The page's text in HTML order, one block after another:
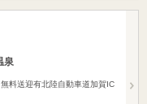
泉
料送迎有北陸自動車道加賀IC